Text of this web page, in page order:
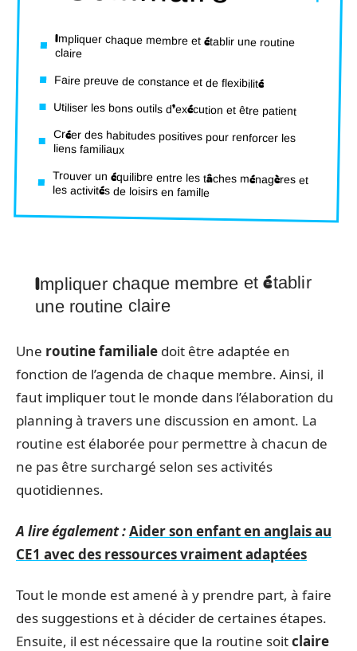
Impliquer chaque membre et établir une routine
claire
Faire preuve de constance et de flexibilité
Utiliser les bons outils d’exécution et être patient
Créer des habitudes positives pour renforcer les
liens familiaux
Trouver un équilibre entre les tâches ménagères et
les activités de loisirs en famille
Impliquer chaque membre et établir
une routine claire
Une routine familiale doit être adaptée en
fonction de l’agenda de chaque membre. Ainsi, il
faut impliquer tout le monde dans l’élaboration du
planning à travers une discussion en amont. La
routine est élaborée pour permettre à chacun de
ne pas être surchargé selon ses activités
quotidiennes.
A lire également :Aider son enfant en anglais au
CE1 avec des ressources vraiment adaptées
Tout le monde est amené à y prendre part, à faire
des suggestions et à décider de certaines étapes.
Ensuite, il est nécessaire que la routine soitclaire